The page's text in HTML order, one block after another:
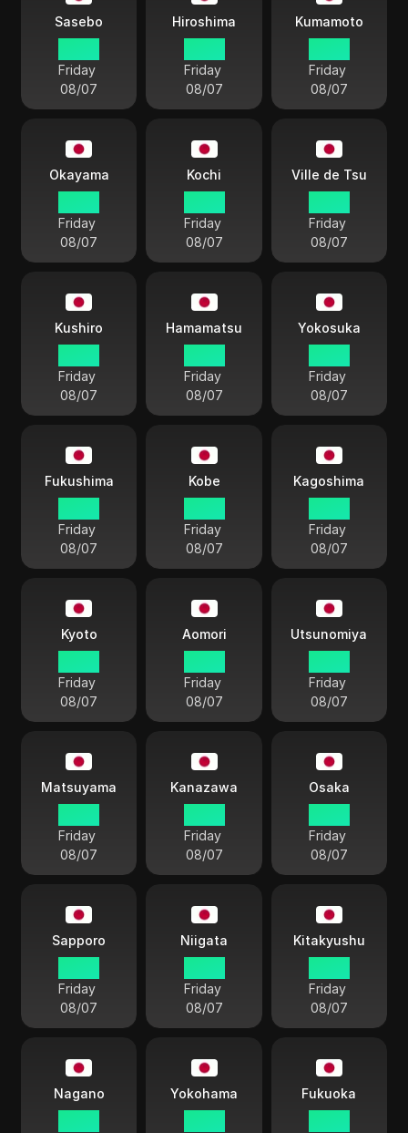
Sasebo
Friday
08/07
Hiroshima
Friday
08/07
Kumamoto
Friday
08/07
Okayama
Friday
08/07
Kochi
Friday
08/07
Ville de Tsu
Friday
08/07
Kushiro
Friday
08/07
Hamamatsu
Friday
08/07
Yokosuka
Friday
08/07
Fukushima
Friday
08/07
Kobe
Friday
08/07
Kagoshima
Friday
08/07
Kyoto
Friday
08/07
Aomori
Friday
08/07
Utsunomiya
Friday
08/07
Matsuyama
Friday
08/07
Kanazawa
Friday
08/07
Osaka
Friday
08/07
Sapporo
Friday
08/07
Niigata
Friday
08/07
Kitakyushu
Friday
08/07
Nagano Yokohama Fukuoka